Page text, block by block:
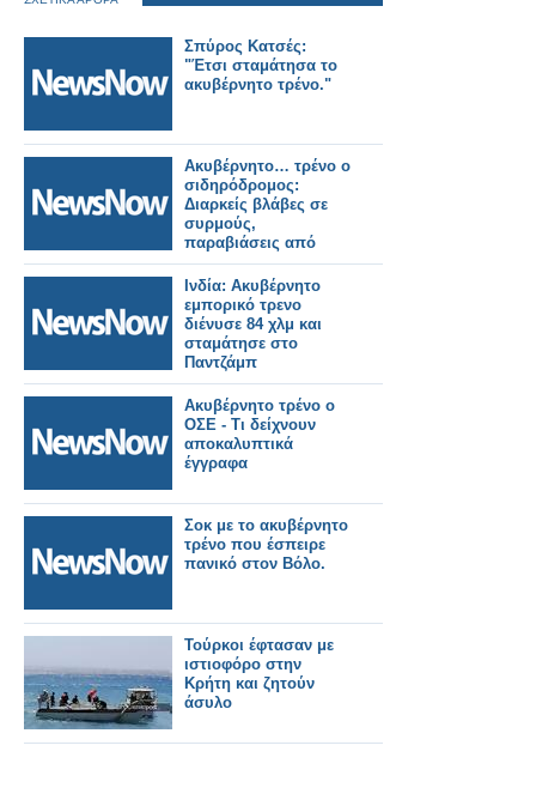
Σπύρος Κατσές:
"Έτσι σταμάτησα το
ακυβέρνητο τρένο."
Ακυβέρνητο… τρένο ο
σιδηρόδρομος:
Διαρκείς βλάβες σε
συρμούς,
παραβιάσεις από
Hellenic Train και ο
ΟΣΕ ακέφαλος
Ινδία: Ακυβέρνητο
εμπορικό τρενο
διένυσε 84 χλμ και
σταμάτησε στο
Παντζάμπ
Ακυβέρνητο τρένο ο
ΟΣΕ - Τι δείχνουν
αποκαλυπτικά
έγγραφα
Σοκ με το ακυβέρνητο
τρένο που έσπειρε
πανικό στον Βόλο.
Τούρκοι έφτασαν με
ιστιοφόρο στην
Κρήτη και ζητούν
άσυλο